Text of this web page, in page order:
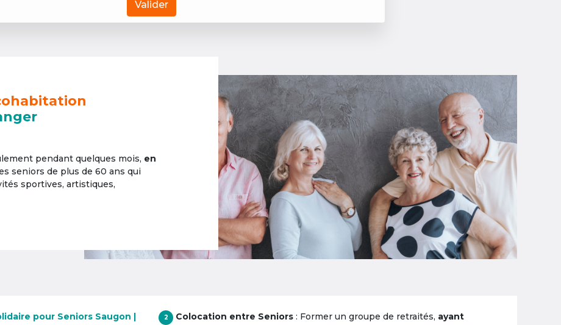
Valider
pendant quelques mois, en
seniors de plus de 60 ans qui
sportives, artistiques,
pour Seniors Saugon |
2 Colocation entre Seniors : Former un groupe de retraités, ayant